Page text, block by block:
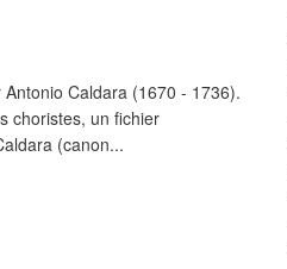
Caldara (1670 - 1736).
choristes, un fichier
(canon...